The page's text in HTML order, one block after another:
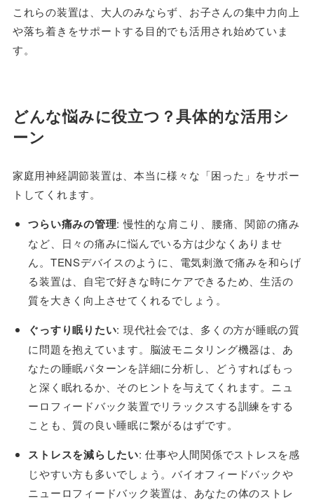
これらの装置は、大人のみならず、お子さんの集中力向上
や落ち着きをサポートする目的でも活用され始めていま
す。
どんな悩みに役立つ？具体的な活用シ
ーン
家庭用神経調節装置は、本当に様々な「困った」をサポー
トしてくれます。
つらい痛みの管理: 慢性的な肩こり、腰痛、関節の痛み
など、日々の痛みに悩んでいる方は少なくありませ
ん。TENSデバイスのように、電気刺激で痛みを和らげ
る装置は、自宅で好きな時にケアできるため、生活の
質を大きく向上させてくれるでしょう。
ぐっすり眠りたい: 現代社会では、多くの方が睡眠の質
に問題を抱えています。脳波モニタリング機器は、あ
なたの睡眠パターンを詳細に分析し、どうすればもっ
と深く眠れるか、そのヒントを与えてくれます。ニュ
ーロフィードバック装置でリラックスする訓練をする
ことも、質の良い睡眠に繋がるはずです。
ストレスを減らしたい: 仕事や人間関係でストレスを感
じやすい方も多いでしょう。バイオフィードバックや
ニューロフィードバック装置は、あなたの体のストレ